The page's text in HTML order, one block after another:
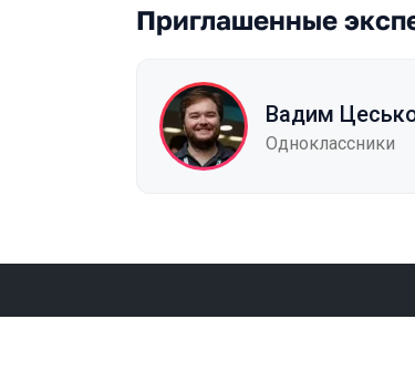
Приглашенные
Вадим
Одноклассники